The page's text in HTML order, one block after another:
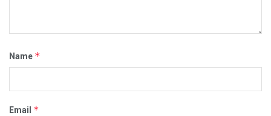
Name *
Email *